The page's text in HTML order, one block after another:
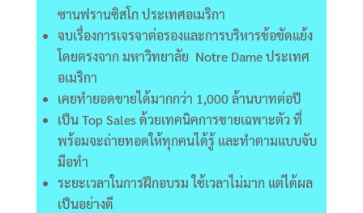
ซานฟรานซิสโก ประเทศอเมริกา
จบเรื่องการเจรจาต่อรองและการบริหารข้อขัดแย้ง
โดยตรงจาก มหาวิทยาลัย Notre Dame ประเทศ
อเมริกา
เคยทำยอดขายได้มากกว่า 1,000 ล้านบาทต่อปี
เป็น Top Sales ด้วยเทคนิคการขายเฉพาะตัว ที่
พร้อมจะถ่ายทอดให้ทุกคนได้รู้ และทำตามแบบจับ
มือทำ
ระยะเวลาในการฝึกอบรม ใช้เวลาไม่มาก แต่ได้ผล
เป็นอย่างดี